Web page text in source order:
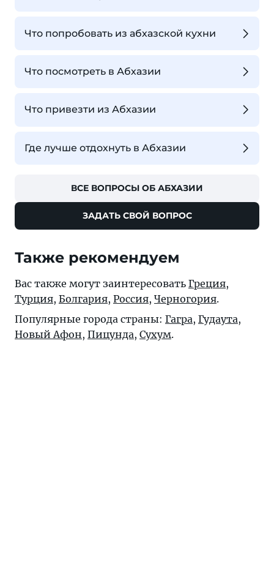
Что попробовать из абхазской кухни
Что посмотреть в Абхазии
Что привезти из Абхазии
Где лучше отдохнуть в Абхазии
ВСЕ ВОПРОСЫ ОБ АБХАЗИИ
ЗАДАТЬ СВОЙ ВОПРОС
Также рекомендуем
Вас также могут заинтересовать Греция,
Турция, Болгария, Россия, Черногория.
Популярные города страны: Гагра, Гудаута,
Новый Афон, Пицунда, Сухум.